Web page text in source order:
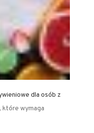
dla osób z
które wymaga